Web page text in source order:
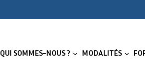
QUI SOMMES-NOUS ? MODALITÉS